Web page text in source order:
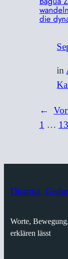
die
in
←
1 … 13
Dharma,
Worte,
erklären lässt